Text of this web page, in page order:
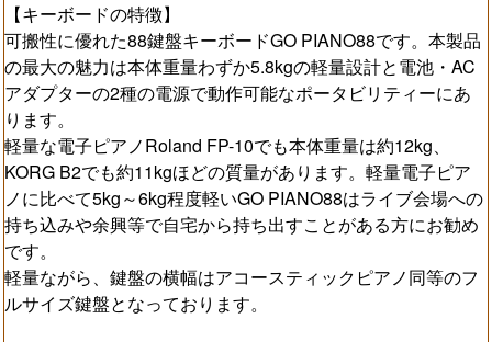
【キーボードの特徴】
可搬性に優れた88鍵盤キーボードGO PIANO88です。本製品
の最大の魅力は本体重量わずか5.8kgの軽量設計と電池・AC
アダプターの2種の電源で動作可能なポータビリティーにあ
ります。
軽量な電子ピアノRoland FP-10でも本体重量は約12kg、
KORG B2でも約11kgほどの質量があります。軽量電子ピア
ノに比べて5kg～6kg程度軽いGO PIANO88はライブ会場への
持ち込みや余興等で自宅から持ち出すことがある方にお勧め
です。
軽量ながら、鍵盤の横幅はアコースティックピアノ同等のフ
ルサイズ鍵盤となっております。